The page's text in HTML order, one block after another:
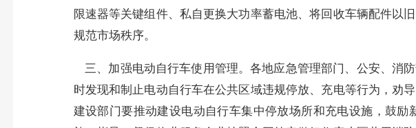
限速器等关键组件、私自更换大功率蓄电池、将回收车辆配件以
规范市场秩序。
三、加强电动自行车使用管理。各地应急管理部门、公安、消
时发现和制止电动自行车在公共区域违规停放、充电等行为，劝
建设部门要推动建设电动自行车集中停放场所和充电设施，鼓